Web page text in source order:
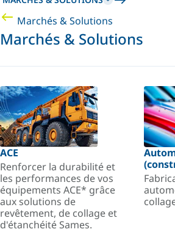
Marchés & Solutions
Marchés & Solutions
ACE
Renforcer la durabilité et
les performances de vos
équipements ACE* grâce
aux solutions de
revêtement, de collage et
d'étanchéité Sames.